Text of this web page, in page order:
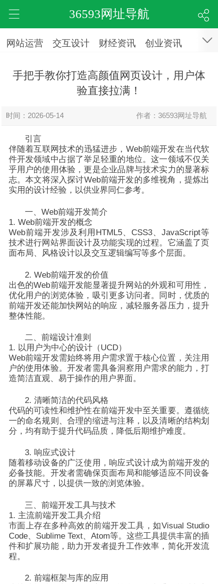
36593网址导航
网站运营 交互设计 财经资讯 创业资讯
手把手教你打造高颜值网页设计，用户体
验直接拉满！
时间：2026-05-14 作者：36593网址导航
引言
伴随着互联网技术的迅猛进步，Web前端开发在当代软
件开发领域中占据了举足轻重的地位。这一领域不仅关
乎用户的使用体验，更是企业品牌与技术实力的显著标
志。本文将深入探讨Web前端开发的多维视角，提炼出
实用的设计经验，以供业界同仁参考。
一、Web前端开发简介
1. Web前端开发的概念
Web前端开发涉及利用HTML5、CSS3、JavaScript等
技术进行网站界面设计及功能实现的过程。它涵盖了页
面布局、风格设计以及交互逻辑编写等多个层面。
2. Web前端开发的价值
出色的Web前端开发能显著提升网站的外观和可用性，
优化用户的浏览体验，吸引更多访问者。同时，优质的
前端开发还能加快网站的响应，减轻服务器压力，提升
整体性能。
二、前端设计准则
1. 以用户为中心的设计（UCD）
Web前端开发需始终将用户需求置于核心位置，关注用
户的使用体验。开发者需具备洞察用户需求的能力，打
造简洁直观、易于操作的用户界面。
2. 清晰简洁的代码风格
代码的可读性和维护性在前端开发中至关重要。遵循统
一的命名规则、合理的缩进与注释，以及清晰的结构划
分，均有助于提升代码品质，降低后期维护难度。
3. 响应式设计
随着移动设备的广泛使用，响应式设计成为前端开发的
必备技能。开发者需确保页面布局和能够适应不同设备
的屏幕尺寸，以提供一致的浏览体验。
三、前端开发工具与技术
1. 主流前端开发工具介绍
市面上存在多种高效的前端开发工具，如Visual Studio
Code、Sublime Text、Atom等。这些工具提供丰富的插
件和扩展功能，助力开发者提升工作效率，简化开发流
程。
2. 前端框架与库的应用